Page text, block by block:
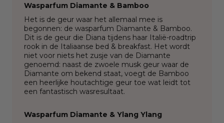
Wasparfum Diamante & Bamboo
Het is de geur waar het allemaal mee is
begonnen: de wasparfum Diamante & Bamboo.
Dit is de geur die Diana tijdens haar Italië-roadtrip
rook in de Italiaanse bed & breakfast. Het wordt
niet voor niets het zusje van de Diamante
genoemd: naast de zwoele musk geur waar de
Diamante om bekend staat, voegt de Bamboo
een heerlijke houtachtige geur toe wat leidt tot
een fantastisch wasresultaat.
Wasparfum Diamante & Ylang Ylang